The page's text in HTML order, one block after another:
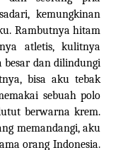
kemungkinan
Rambutnya hitam
atletis, kulitnya
besar dan dilindungi
bisa aku tebak
sebuah polo
berwarna krem.
memandangi, aku
orang Indonesia.